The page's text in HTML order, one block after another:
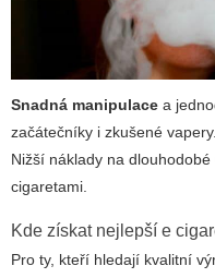
Snadná manipulace a
začátečníky i zkušené vapery.
Nižší náklady na
cigaretami.
Kde získat nejlepší e
Pro ty, kteří hledají kvalitní